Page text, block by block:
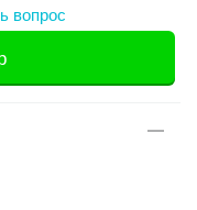
вопрос